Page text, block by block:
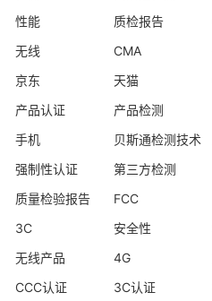
性能
质检报告
无线
CMA
京东
天猫
产品认证
产品检测
手机
贝斯通检测技术
强制性认证
第三方检测
质量检验报告
FCC
3C
安全性
无线产品
4G
CCC认证
3C认证